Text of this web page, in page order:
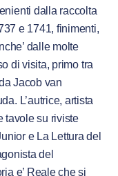
dalla raccolta
e 1741, finimenti,
dalle molte
di visita, primo tra
Jacob van
L’autrice, artista
tavole su riviste
e La Lettura del
del
e’ Reale che si